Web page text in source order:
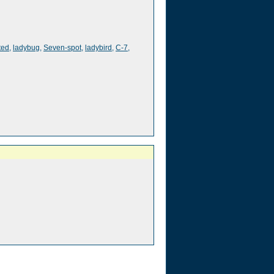
, ladybug, Seven-spot, ladybird , C-7,